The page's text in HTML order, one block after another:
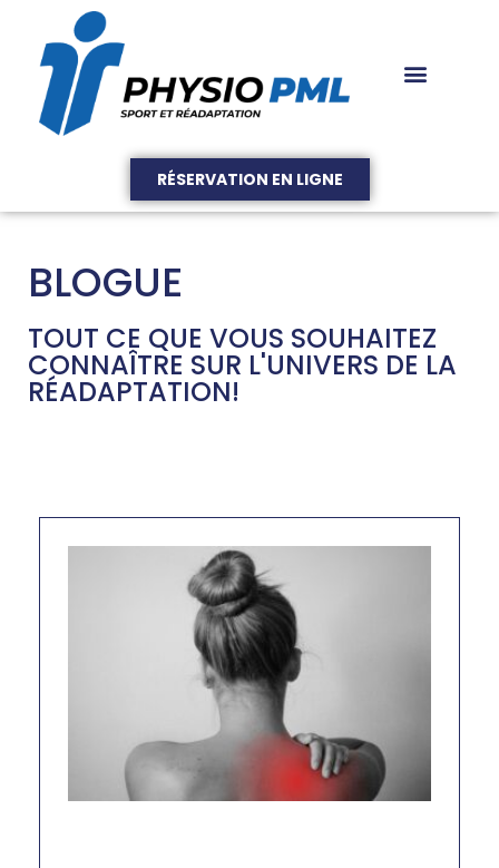
RÉSERVATION EN LIGNE
BLOGUE
TOUT CE QUE VOUS SOUHAITEZ
CONNAÎTRE SUR L'UNIVERS DE LA
RÉADAPTATION!